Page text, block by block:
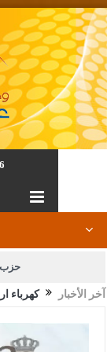
حزب
الجيش يفتح
بيان اجتماع
آخر الأخبار كهرباء